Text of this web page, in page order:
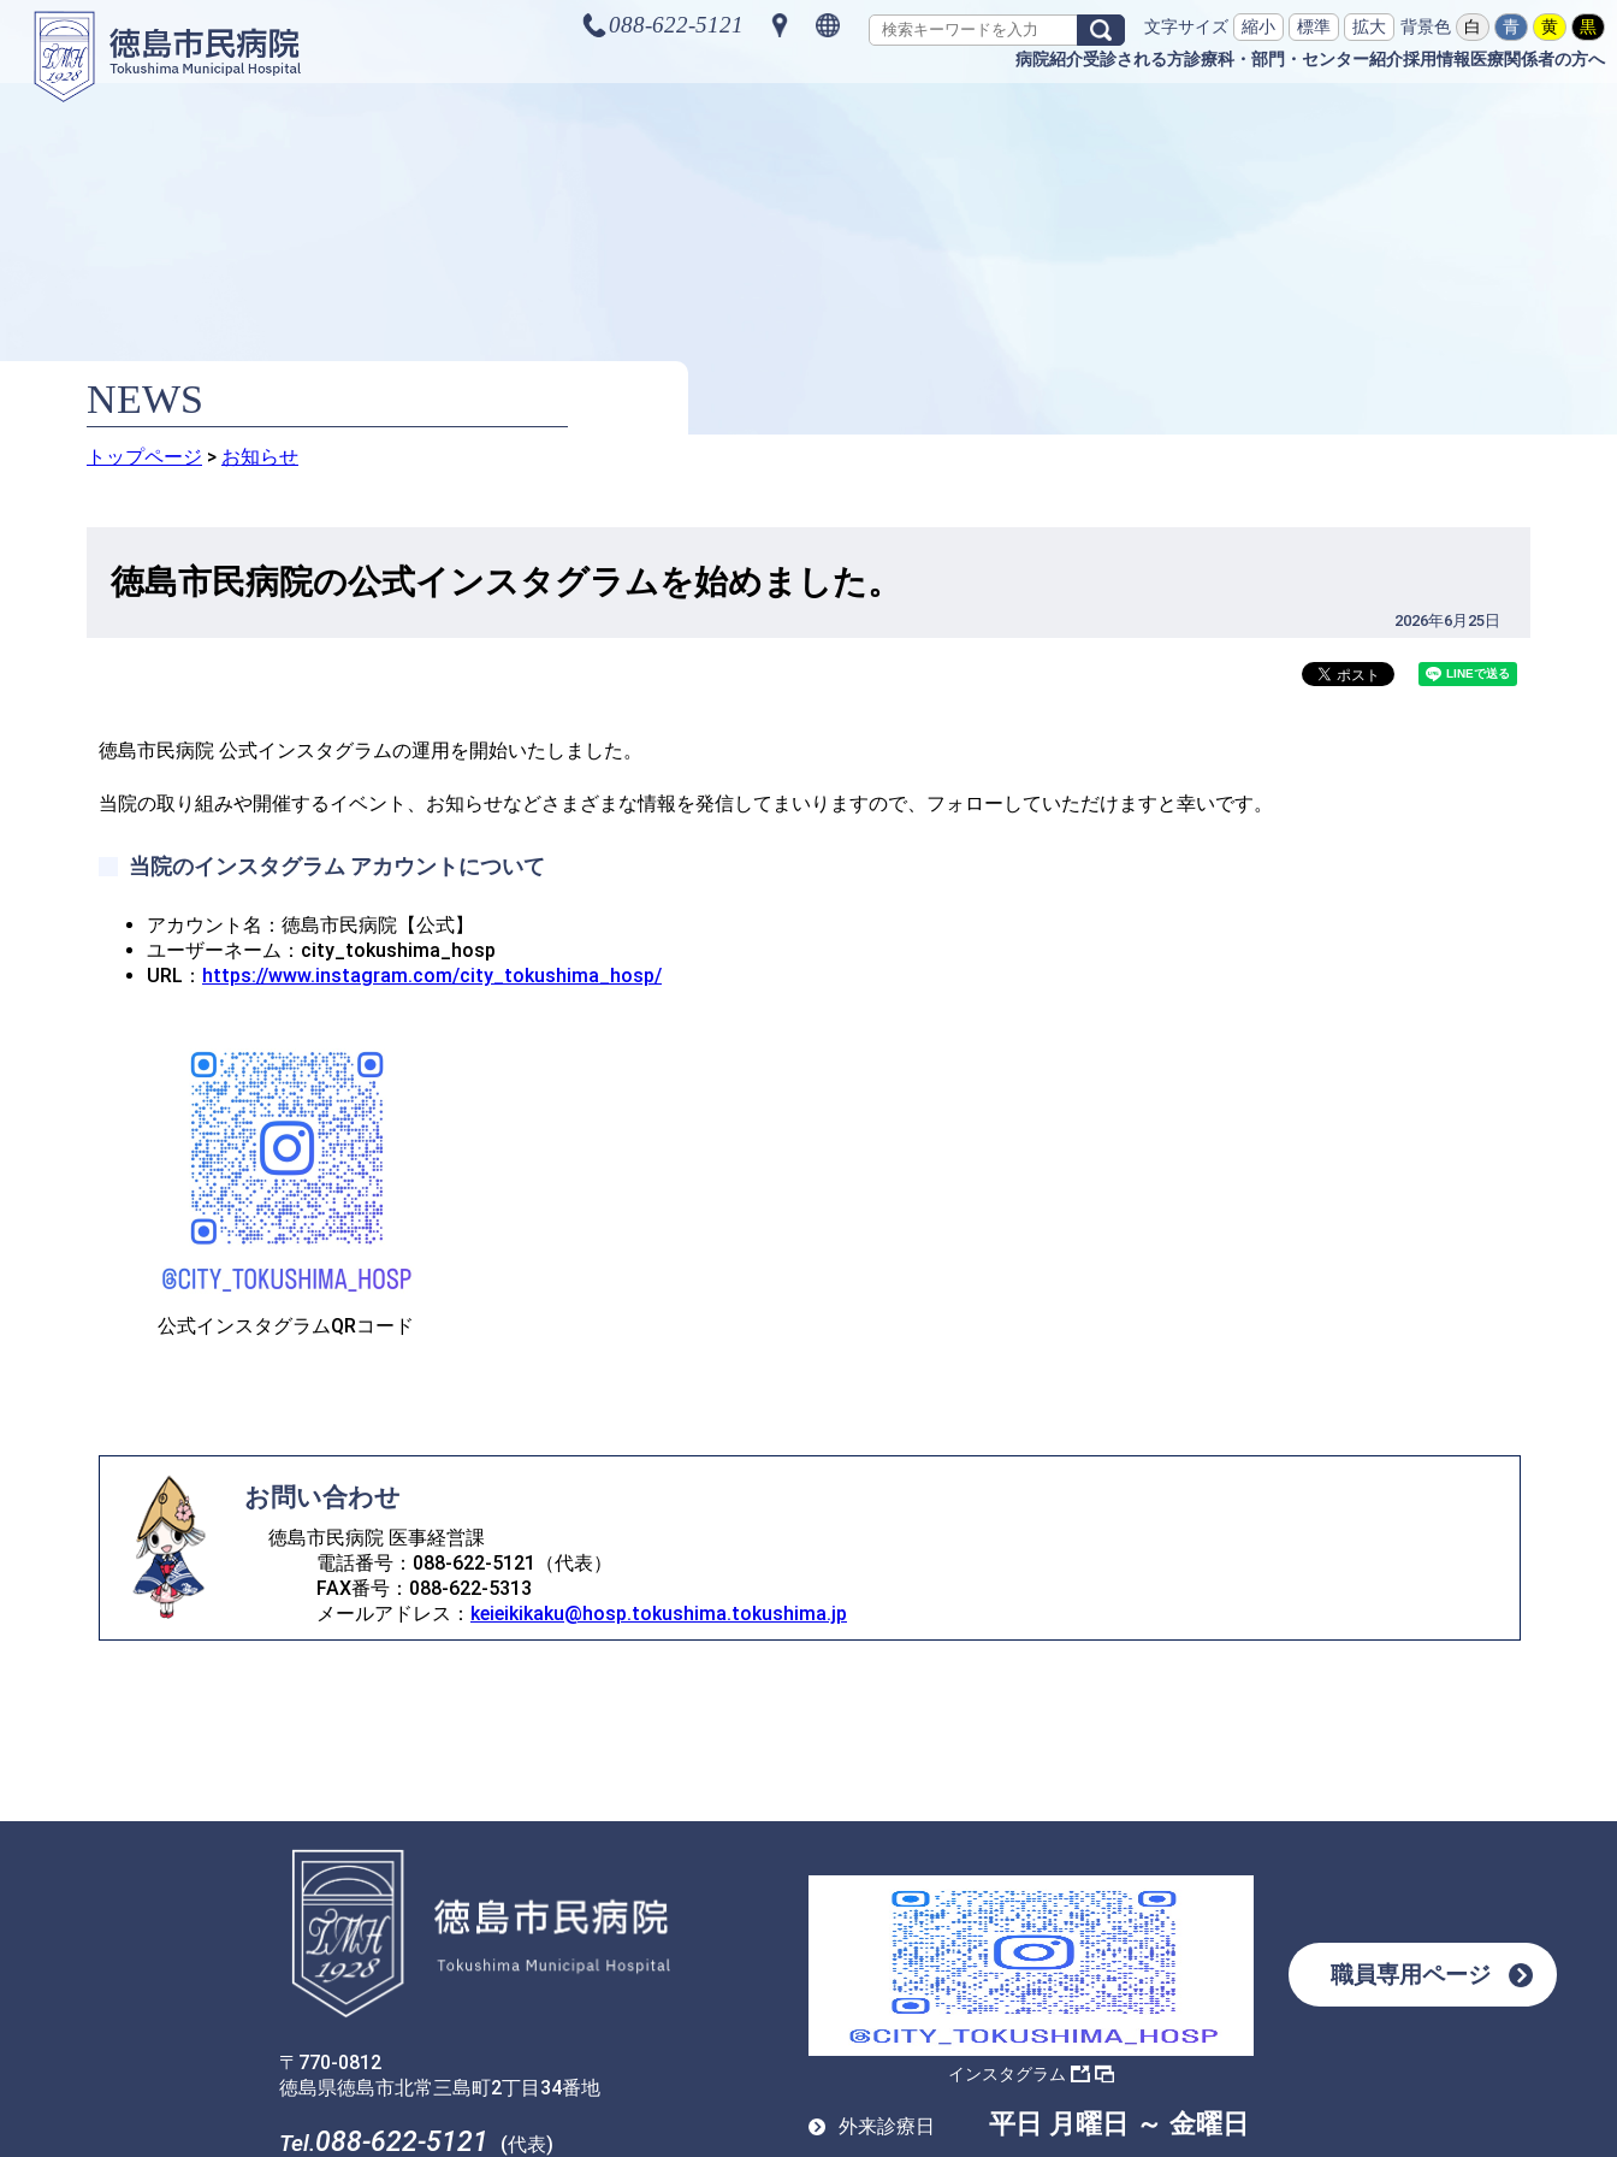
088-622-5121 文字サイズ 縮小 標準 拡大 背景色 白 青 黄
黒
病院紹介受診される方診療科・部門・センター紹介採用情報医療関係者の方へ
NEWS
トップページ > お知らせ
徳島市民病院の公式インスタグラムを始めました。
2026年6月25日
徳島市民病院 公式インスタグラムの運用を開始いたしました。
当院の取り組みや開催するイベント、お知らせなどさまざまな情報を発信してまいりますので、フォローしていただけますと幸いです。
当院のインスタグラム アカウントについて
アカウント名：徳島市民病院【公式】
ユーザーネーム：city_tokushima_hosp
URL： https://www.instagram.com/city_tokushima_hosp/
公式インスタグラムQRコード
お問い合わせ
徳島市民病院 医事経営課
電話番号：088-622-5121（代表）
FAX番号：088-622-5313
メールアドレス： keieikikaku@hosp.tokushima.tokushima.jp
〒770-0812
徳島県徳島市北常三島町2丁目34番地
Tel.088-622-5121 (代表)
インスタグラム
職員専用ページ
外来診療日 平日 月曜日 ～ 金曜日